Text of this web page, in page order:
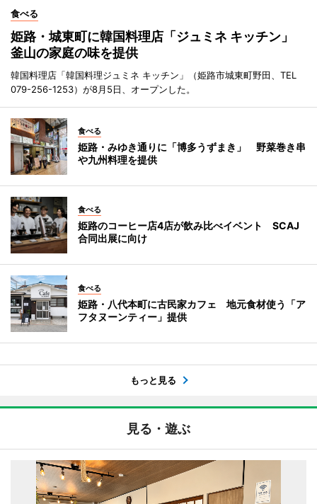
食べる
姫路・城東町に韓国料理店「ジュミネ キッチン」
釜山の家庭の味を提供
韓国料理店「韓国料理ジュミネ キッチン」（姫路市城東町野田、TEL
079-256-1253）が8月5日、オープンした。
食べる
姫路・みゆき通りに「博多うずまき」 野菜巻き串
や九州料理を提供
食べる
姫路のコーヒー店4店が飲み比べイベント SCAJ
合同出展に向け
食べる
姫路・八代本町に古民家カフェ 地元食材使う「ア
フタヌーンティー」提供
もっと見る
見る・遊ぶ